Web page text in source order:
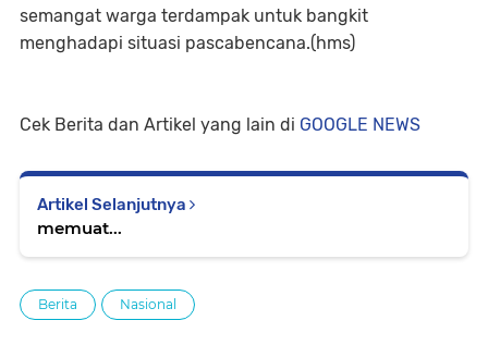
semangat warga terdampak untuk bangkit
menghadapi situasi pascabencana.(hms)
Cek Berita dan Artikel yang lain di GOOGLE NEWS
Artikel Selanjutnya
memuat...
Berita Nasional